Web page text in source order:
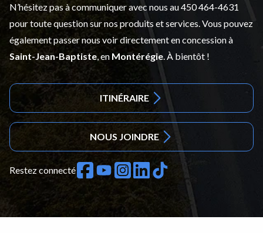
N’hésitez pas à communiquer avec nous au450 464-4631
pour toute question sur nos produits et services. Vous pouvez
également passer nous voir directement en concession à
Saint-Jean-Baptiste , en Montérégie . À bientôt !
ITINÉRAIRE
NOUS JOINDRE
Restez connecté